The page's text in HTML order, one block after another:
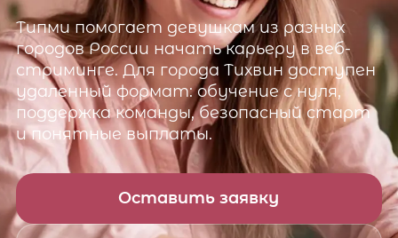
Типмипомогает девушкам из разных
городов России начать карьеру в веб-
стриминге. Для города Тихвиндоступен
удаленный формат: обучение с нуля,
поддержка команды, безопасный старт
и понятные выплаты.
Оставить заявку